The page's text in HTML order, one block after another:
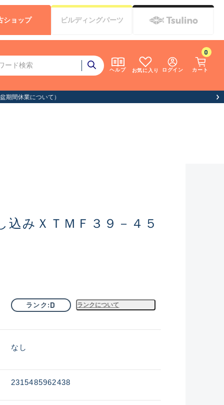
ヘルプ お気に入り ログイン カート
0
ショップ ビルディングパーツ
込みＸＴＭＦ３９－４５
ランク D ランクについて
なし
2315485962438